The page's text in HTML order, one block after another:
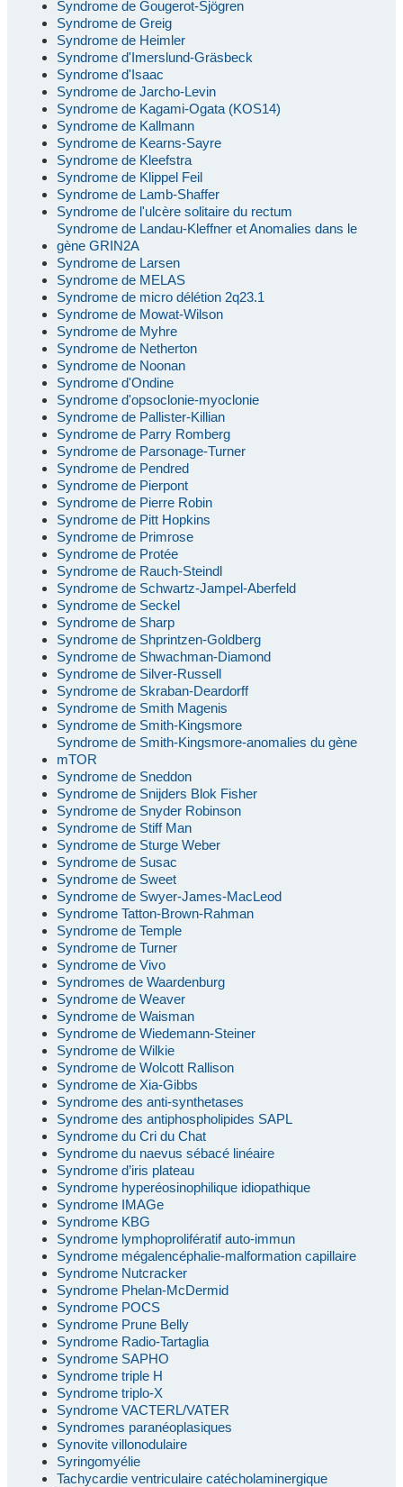
Syndrome de Gougerot-Sjögren
Syndrome de Greig
Syndrome de Heimler
Syndrome d'Imerslund-Gräsbeck
Syndrome d'Isaac
Syndrome de Jarcho-Levin
Syndrome de Kagami-Ogata (KOS14)
Syndrome de Kallmann
Syndrome de Kearns-Sayre
Syndrome de Kleefstra
Syndrome de Klippel Feil
Syndrome de Lamb-Shaffer
Syndrome de l'ulcère solitaire du rectum
Syndrome de Landau-Kleffner et Anomalies dans le
gène GRIN2A
Syndrome de Larsen
Syndrome de MELAS
Syndrome de micro délétion 2q23.1
Syndrome de Mowat-Wilson
Syndrome de Myhre
Syndrome de Netherton
Syndrome de Noonan
Syndrome d'Ondine
Syndrome d'opsoclonie-myoclonie
Syndrome de Pallister-Killian
Syndrome de Parry Romberg
Syndrome de Parsonage-Turner
Syndrome de Pendred
Syndrome de Pierpont
Syndrome de Pierre Robin
Syndrome de Pitt Hopkins
Syndrome de Primrose
Syndrome de Protée
Syndrome de Rauch-Steindl
Syndrome de Schwartz-Jampel-Aberfeld
Syndrome de Seckel
Syndrome de Sharp
Syndrome de Shprintzen-Goldberg
Syndrome de Shwachman-Diamond
Syndrome de Silver-Russell
Syndrome de Skraban-Deardorff
Syndrome de Smith Magenis
Syndrome de Smith-Kingsmore
Syndrome de Smith-Kingsmore-anomalies du gène
mTOR
Syndrome de Sneddon
Syndrome de Snijders Blok Fisher
Syndrome de Snyder Robinson
Syndrome de Stiff Man
Syndrome de Sturge Weber
Syndrome de Susac
Syndrome de Sweet
Syndrome de Swyer-James-MacLeod
Syndrome Tatton-Brown-Rahman
Syndrome de Temple
Syndrome de Turner
Syndrome de Vivo
Syndromes de Waardenburg
Syndrome de Weaver
Syndrome de Waisman
Syndrome de Wiedemann-Steiner
Syndrome de Wilkie
Syndrome de Wolcott Rallison
Syndrome de Xia-Gibbs
Syndrome des anti-synthetases
Syndrome des antiphospholipides SAPL
Syndrome du Cri du Chat
Syndrome du naevus sébacé linéaire
Syndrome d’iris plateau
Syndrome hyperéosinophilique idiopathique
Syndrome IMAGe
Syndrome KBG
Syndrome lymphoprolifératif auto-immun
Syndrome mégalencéphalie-malformation capillaire
Syndrome Nutcracker
Syndrome Phelan-McDermid
Syndrome POCS
Syndrome Prune Belly
Syndrome Radio-Tartaglia
Syndrome SAPHO
Syndrome triple H
Syndrome triplo-X
Syndrome VACTERL/VATER
Syndromes paranéoplasiques
Synovite villonodulaire
Syringomyélie
Tachycardie ventriculaire catécholaminergique